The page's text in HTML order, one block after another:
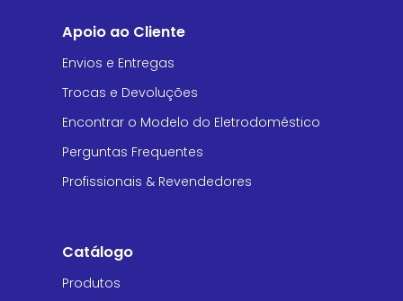
Apoio ao Cliente
Envios e Entregas
Trocas e Devoluções
Encontrar o Modelo do Eletrodoméstico
Perguntas Frequentes
Profissionais & Revendedores
Catálogo
Produtos